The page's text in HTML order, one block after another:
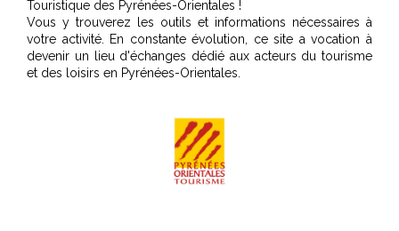
Touristique des Pyrénées-Orientales !
Vous y trouverez les outils et informations nécessaires à
votre activité. En constante évolution, ce site a vocation à
devenir un lieu d'échanges dédié aux acteurs du tourisme
et des loisirs en Pyrénées-Orientales.